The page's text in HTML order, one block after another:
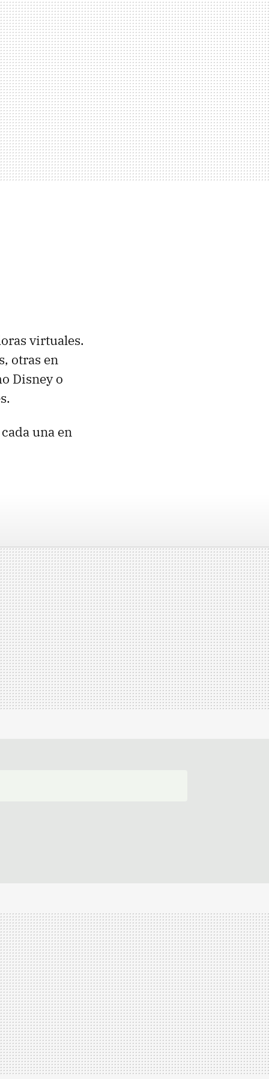
virtuales.
otras en
Disney o
una en